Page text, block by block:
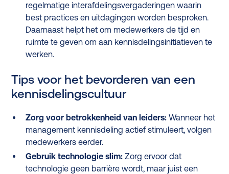
regelmatige interafdelingsvergaderingen waarin
best practices en uitdagingen worden besproken.
Daarnaast helpt het om medewerkers de tijd en
ruimte te geven om aan kennisdelingsinitiatieven te
werken.
Tips voor het bevorderen van een
kennisdelingscultuur
Zorg voor betrokkenheid van leiders: Wanneer het
management kennisdeling actief stimuleert, volgen
medewerkers eerder.
Gebruik technologie slim: Zorg ervoor dat
technologie geen barrière wordt, maar juist een